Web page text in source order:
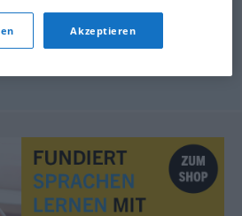
wyświechtany
Akzeptieren